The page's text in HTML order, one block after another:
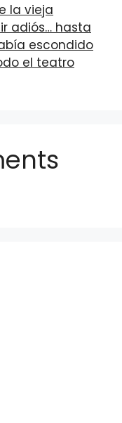
la vieja
adiós… hasta
escondido
el teatro